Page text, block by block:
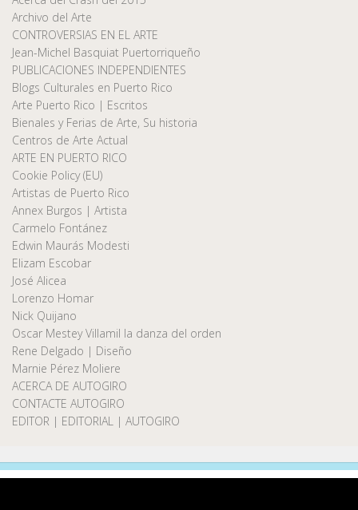
Archivo del Arte
CONTROVERSIAS EN EL ARTE
Jean-Michel Basquiat Puertorriqueño
PUBLICACIONES INDEPENDIENTES
Blogs Culturales en Puerto Rico
Arte Puerto Rico | Escritos
Bienales y Ferias de Arte, Su historia
Centros de Arte Actual
ARTE EN PUERTO RICO
Cookie Policy (EU)
Artistas de Puerto Rico
Annex Burgos | Artista
Carmelo Fontánez
Edwin Maurás Modesti
Elizam Escobar
José Alicea
Lorenzo Homar
Nick Quijano
Oscar Mestey Villamil la danza del orden
Rene Delgado | Diseño
Marnie Pérez Moliere
ACERCA DE AUTOGIRO
CONTACTE AUTOGIRO
EDITOR | EDITORIAL | AUTOGIRO